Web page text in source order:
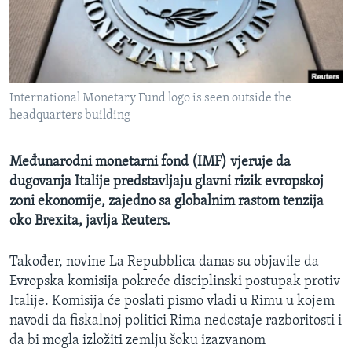
MAGAZIN
O GLASU AMERIKE
Learning English
Jezici
International Monetary Fund logo is seen outside the
headquarters building
Međunarodni monetarni fond (IMF) vjeruje da
dugovanja Italije predstavljaju glavni rizik evropskoj
zoni ekonomije, zajedno sa globalnim rastom tenzija
oko Brexita, javlja Reuters.
Također, novine La Repubblica danas su objavile da
Evropska komisija pokreće disciplinski postupak protiv
Italije. Komisija će poslati pismo vladi u Rimu u kojem
navodi da fiskalnoj politici Rima nedostaje razboritosti i
da bi mogla izložiti zemlju šoku izazvanom